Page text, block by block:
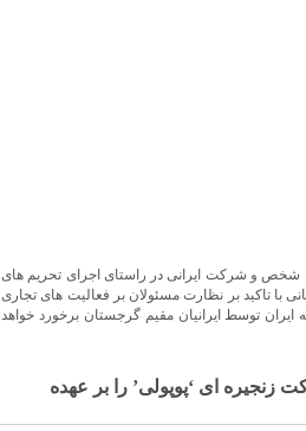
‘تئا تسولوکیانی’ وزیر دادگستری گرجستان از انسداد حساب بانکی 150 شخص و شرکت ایرانی در راستای اجرای تحریم های
با تاکید بر نظارت مسئولان بر فعالیت های تجاری
ایران توسط ایرانیان مقیم گرجستان برخورد خواهد
ای ‘پوپولی’ را بر عهده